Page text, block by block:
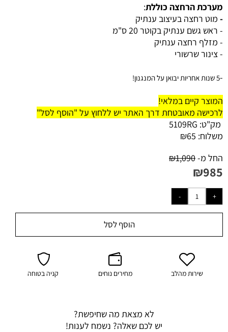
מערכת הרחצה כוללת:
- מוט רחצה בעיצוב ענתיק
- ראש גשם ענתיק בקוטר 20 ס"מ
- מזלף רחצה ענתיק
- צינור שרשורי
-5 שנות אחריות יבואן על המנגנון!
המוצר קיים במלאי!
לרכישה מאובטחת דרך האתר יש ללחוץ על "הוסף לסל"
מק"ט: 5109RG
משלוח:
₪65
החל מ-
₪1,090
₪985
הוסף לסל
שירות מהלב מחירים נוחים קניה בטוחה
לא מצאת מה שחיפשת?
יש לכם שאלה? נשמח לענות!